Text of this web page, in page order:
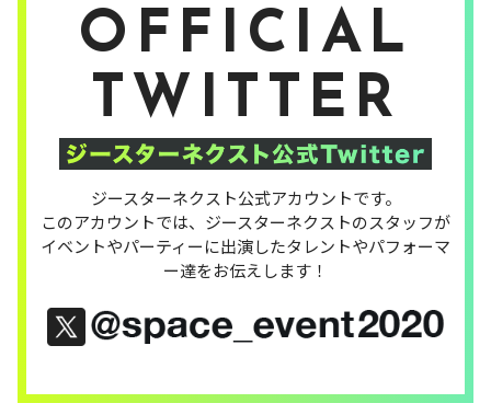
OFFICIAL
TWITTER
ジースターネクスト公式アカウントです。
このアカウントでは、ジースターネクストのスタッフが
イベントやパーティーに出演したタレントやパフォーマ
ー達をお伝えします！